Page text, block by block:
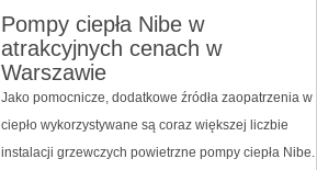
Pompy ciepła Nibe w
atrakcyjnych cenach w
Warszawie
Jako pomocnicze, dodatkowe źródła zaopatrzenia w
ciepło wykorzystywane są coraz większej liczbie
instalacji grzewczych powietrzne pompy ciepła Nibe.